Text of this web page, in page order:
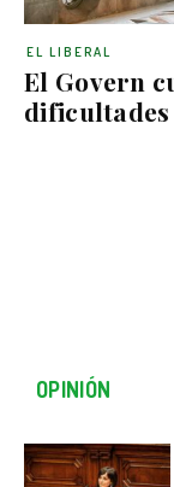
El Govern
EL LIBERAL
OPINIÓN